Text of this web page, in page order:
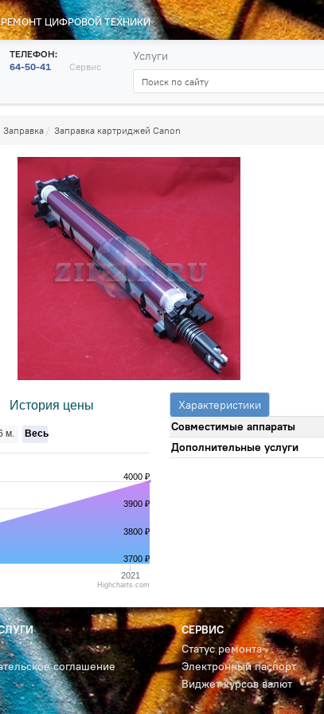
ЦИФРОВОЙ ТЕХНИКИ
ТЕЛЕФОН:
64-50-41
Сервис
Услуги
Заправка Заправка картриджей Canon
История цены
2021
3800 ₽
3900 ₽
4000 ₽
3700 ₽
м. Весь
Highcharts.com
Характеристики
Совместимые аппараты
Дополнительные услуги
соглашение
СЕРВИС
Статус ремонта
Электронный паспорт
Виджет курсов валют